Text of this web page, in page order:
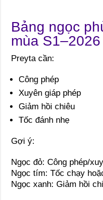
Bảng ngọc
mùa S1–2026
Preyta cần:
Công phép
Xuyên giáp phép
Giảm hồi chiêu
Tốc đánh nhẹ
Gợi ý:
Ngọc đỏ: Công phép/
Ngọc tím: Tốc chạy
Ngọc xanh: Giảm hồi